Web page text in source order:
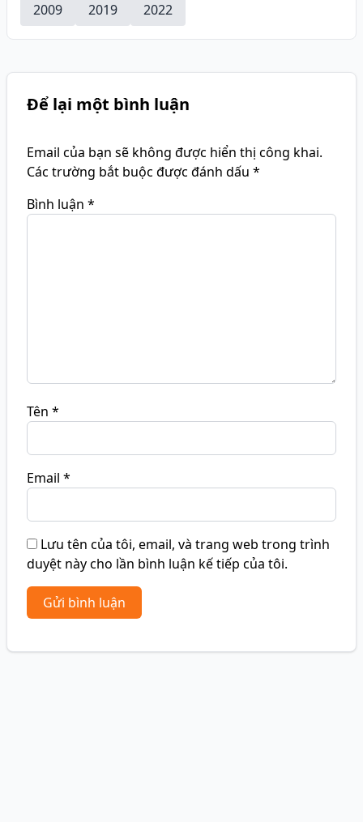
2009
2019 2022
Để lại một bình luận
Email của bạn sẽ không được hiển thị công khai.
Các trường bắt buộc được đánh dấu *
Bình luận *
Tên *
Email *
Lưu tên của tôi, email, và trang web trong trình
duyệt này cho lần bình luận kế tiếp của tôi.